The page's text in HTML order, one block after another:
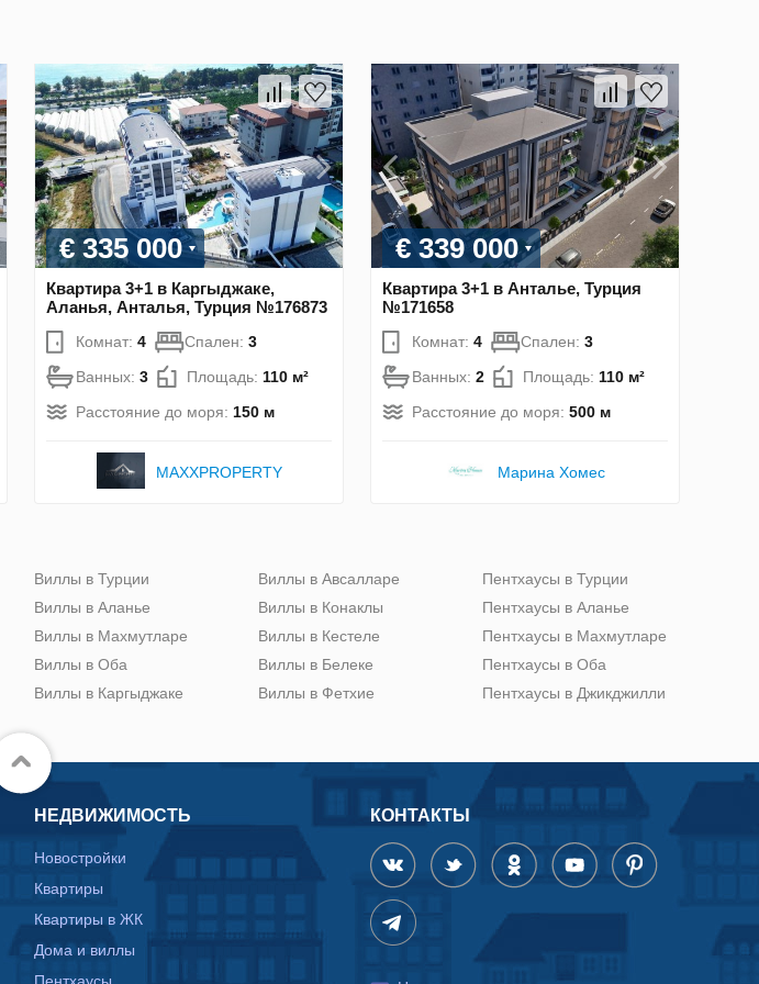
€ 335 000
Квартира 3+1 в Каргыджаке,
Аланья, Анталья, Турция №176873
Комнат: 4 Спален: 3
Ванных: 3 Площадь: 110 м²
Расстояние до моря: 150 м
MAXXPROPERTY
€ 339 000
Квартира 3+1 в Анталье, Турция
№171658
Комнат: 4 Спален: 3
Ванных: 2 Площадь: 110 м²
Расстояние до моря: 500 м
Марина Хомес
Виллы в Турции
Виллы в Аланье
Виллы в Махмутларе
Виллы в Оба
Виллы в Каргыджаке
Виллы в Авсалларе
Виллы в Конаклы
Виллы в Кестеле
Виллы в Белеке
Виллы в Фетхие
Пентхаусы в Турции
Пентхаусы в Аланье
Пентхаусы в Махмутларе
Пентхаусы в Оба
Пентхаусы в Джикджилли
НЕДВИЖИМОСТЬ
Новостройки
Квартиры
Квартиры в ЖК
Дома и виллы
КОНТАКТЫ